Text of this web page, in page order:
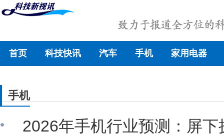
首页 科技快讯 汽车 手机 家用电器
手机
2026年手机行业预测：屏